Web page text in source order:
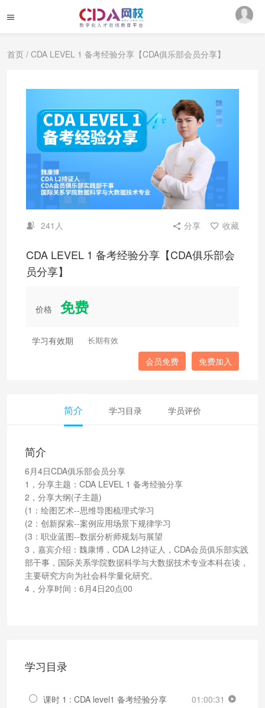
首页 / CDA LEVEL 1 备考经验分享【CDA俱乐部会员分享】
241人 分享 收藏
CDA LEVEL 1 备考经验分享【CDA俱乐部会
员分享】
价格 免费
学习有效期 长期有效
免费加入
会员免费
简介 学习目录 学员评价
简介
6月4日CDA俱乐部会员分享
1，分享主题：CDA LEVEL 1 备考经验分享
2，分享大纲(子主题)
(1：绘图艺术--思维导图梳理式学习
(2：创新探索--案例应用场景下规律学习
(3：职业蓝图--数据分析师规划与展望
3，嘉宾介绍：魏康博，CDA L2持证人，CDA会员俱乐部实践
部干事，国际关系学院数据科学与大数据技术专业本科在读，
主要研究方向为社会科学量化研究。
4，分享时间：6月4日20点00
学习目录
课时 1 : CDA level1 备考经验分享 01:00:31